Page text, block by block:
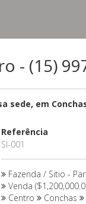
- (15)
sede, em
Referência
SI-001
Fazenda / Sitio -
Venda
Centro
Conchas